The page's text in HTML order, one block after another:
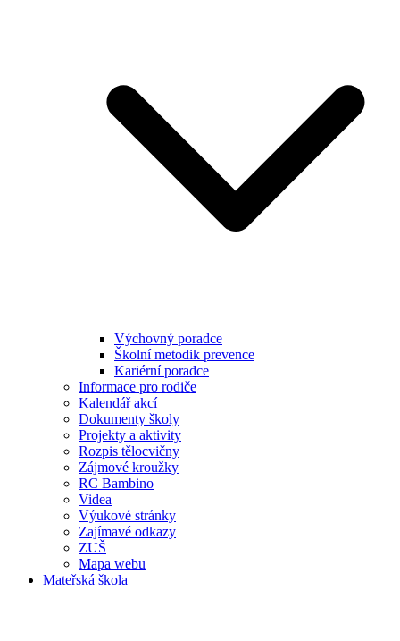
Výchovný poradce
Školní metodik prevence
Kariérní poradce
Informace pro rodiče
Kalendář akcí
Dokumenty školy
Projekty a aktivity
Rozpis tělocvičny
Zájmové kroužky
RC Bambino
Videa
Výukové stránky
Zajímavé odkazy
ZUŠ
Mapa webu
Mateřská škola